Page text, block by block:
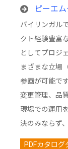
ピーエ
バイリンガル
クト経験豊富
としてプロジ
まざまな立場
参画が可能で
変更管理、品
現場での運用
決のみならず
PDFカタロ